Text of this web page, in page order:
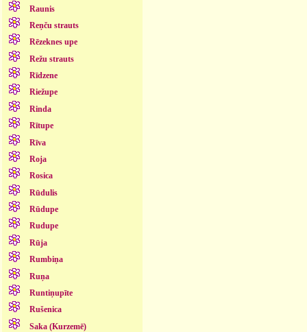
Raunis
Reņču strauts
Rēzeknes upe
Režu strauts
Rīdzene
Riežupe
Rinda
Rītupe
Rīva
Roja
Rosica
Rūdulis
Rūdupe
Rudupe
Rūja
Rumbiņa
Ruņa
Runtiņupīte
Rušenica
Saka (Kurzemē)